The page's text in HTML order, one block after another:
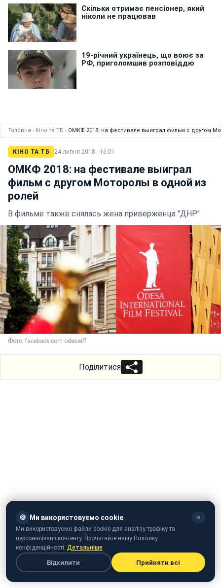
Головна › Кіно та ТБ › ОМКФ 2018: на фестивале выиграл фильм с другом
КІНО ТА ТБ 24 липня 2018 · 16:01
ОМКФ 2018: на фестивале выиграл
фильм с другом Моторолы в одной из
ролей
В фильме также снялась жена приверженца "ДНР"
Фото: facebook com odesaiff
Поділитися
🍪 Ми використовуємо cookie ✕
Ми використовуємо файли cookie для аналізу трафіку та
персоналізації контенту. Прочитайте нашу Політику
конфіденційності. Детальніше
Відхилити Прийняти всі